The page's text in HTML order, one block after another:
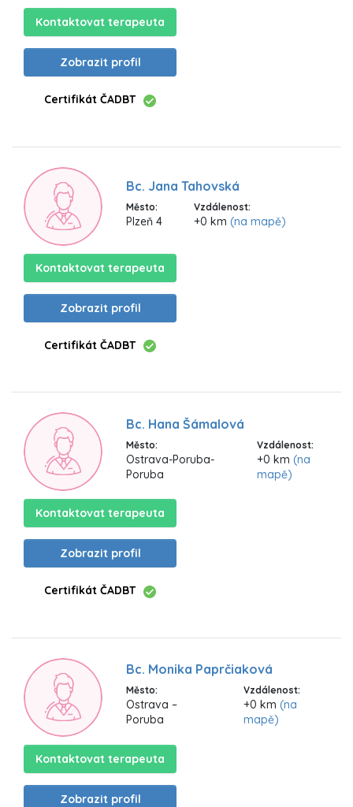
Kontaktovat terapeuta
Zobrazit profil
Certifikát ČADBT
Bc. Jana Tahovská
Město:
Plzeň 4
Vzdálenost:
+0 km (na mapě)
Kontaktovat terapeuta
Zobrazit profil
Certifikát ČADBT
Bc. Hana Šámalová
Město:
Ostrava-Poruba-
Poruba
Vzdálenost:
+0 km (na
mapě)
Kontaktovat terapeuta
Zobrazit profil
Certifikát ČADBT
Bc. Monika Paprčiaková
Město:
Ostrava –
Poruba
Vzdálenost:
+0 km (na
mapě)
Kontaktovat terapeuta
Zobrazit profil